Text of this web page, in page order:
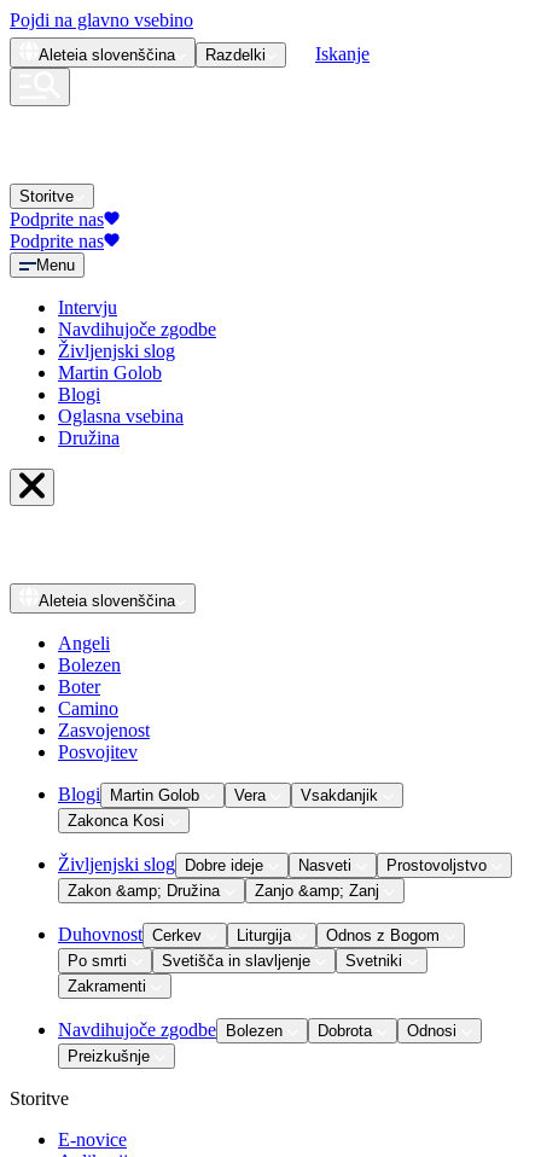
Pojdi na glavno vsebino
Aleteia slovenščina Razdelki Iskanje
Storitve
Podprite nas
Podprite nas
Menu
Intervju
Navdihujoče zgodbe
Življenjski slog
Martin Golob
Blogi
Oglasna vsebina
Družina
Aleteia slovenščina
Angeli
Bolezen
Boter
Camino
Zasvojenost
Posvojitev
Blogi Martin Golob Vera
Vsakdanjik
Zakonca Kosi
Življenjski slog Dobre ideje Nasveti
Prostovoljstvo
Zakon &amp; Družina
Zanjo &amp; Zanj
Duhovnost Cerkev Liturgija
Odnos z Bogom
Po smrti
Svetišča in slavljenje
Svetniki
Zakramenti
Navdihujoče zgodbe Bolezen Dobrota
Odnosi
Preizkušnje
Storitve
E-novice